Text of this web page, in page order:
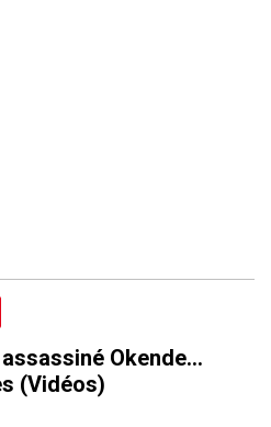
assassiné Okende…
(Vidéos)